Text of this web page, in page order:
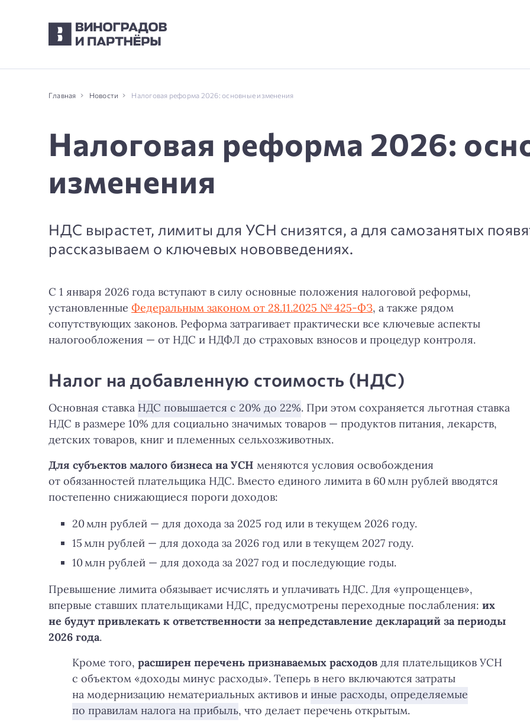
Главная Новости Налоговая реформа 2026: основные изменения
Налоговая реформа 2026:
изменения
НДС вырастет, лимиты для УСН снизятся, а для самозанятых
рассказываем о ключевых нововведениях.
С 1 января 2026 года вступают в силу основные положения налоговой реформы,
установленные Федеральным законом от 28.11.2025 № 425-ФЗ, а также рядом
сопутствующих законов. Реформа затрагивает практически все ключевые аспекты
налогообложения — от НДС и НДФЛ до страховых взносов и процедур контроля.
Налог на добавленную стоимость (НДС)
Основная ставка НДС повышается с 20% до 22%. При этом сохраняется льготная ставка
НДС в размере 10% для социально значимых товаров — продуктов питания, лекарств,
детских товаров, книг и племенных сельхозживотных.
Для субъектов малого бизнеса на УСН меняются условия освобождения
от обязанностей плательщика НДС. Вместо единого лимита в 60 млн рублей вводятся
постепенно снижающиеся пороги доходов:
20 млн рублей — для дохода за 2025 год или в текущем 2026 году.
15 млн рублей — для дохода за 2026 год или в текущем 2027 году.
10 млн рублей — для дохода за 2027 год и последующие годы.
Превышение лимита обязывает исчислять и уплачивать НДС. Для «упрощенцев»,
впервые ставших плательщиками НДС, предусмотрены переходные послабления: их
не будут привлекать к ответственности за непредставление деклараций за периоды
2026 года.
Кроме того, расширен перечень признаваемых расходов для плательщиков УСН
с объектом «доходы минус расходы». Теперь в него включаются затраты
на модернизацию нематериальных активов и иные расходы, определяемые
по правилам налога на прибыль, что делает перечень открытым.